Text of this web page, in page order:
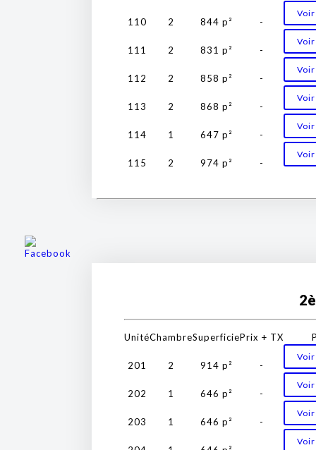
110 2 844 p² -
111 2 831 p² -
112 2 858 p² -
113 2 868 p² -
114 1 647 p² -
115 2 974 p² -
UnitéChambreSuperficiePrix + TX
201 2 914 p² -
202 1 646 p² -
203 1 646 p² -